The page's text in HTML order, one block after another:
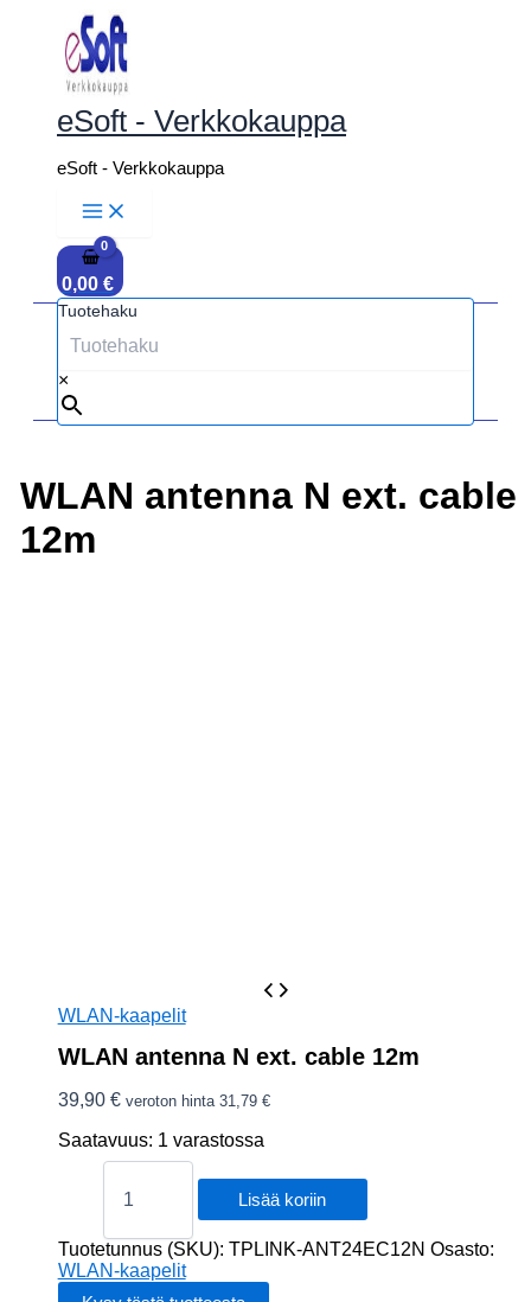
sisältöön
eSoft - Verkkokauppa
eSoft - Verkkokauppa
0,00 €
Tuotehaku
×
WLAN antenna N ext. cable
12m
WLAN-kaapelit
WLAN antenna N ext. cable 12m
39,90 € veroton hinta 31,79 €
Saatavuus: 1 varastossa
ext.
cable
12m
Lisää koriin
Tuotetunnus (SKU): TPLINK-ANT24EC12N Osasto:
WLAN-kaapelit